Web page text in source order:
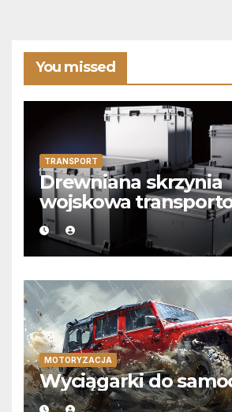
You missed
TRANSPORT
Drewniana skrzynia
wojskowa
MOTORYZACJA
Wyciągarki do